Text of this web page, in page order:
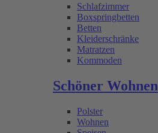
Schlafzimmer
Boxspringbetten
Betten
Kleiderschränke
Matratzen
Kommoden
Schöner Wohnen
Polster
Wohnen